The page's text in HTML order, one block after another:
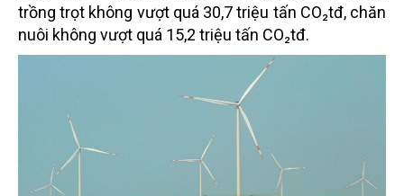
trồng trọt không vượt quá 30,7 triệu tấn CO₂tđ, chăn
nuôi không vượt quá 15,2 triệu tấn CO₂tđ.